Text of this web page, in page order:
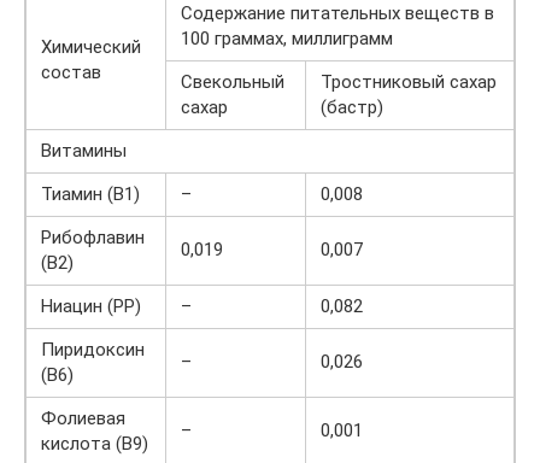
Химический
состав
Содержание питательных веществ в
100 граммах, миллиграмм
Свекольный
сахар
Тростниковый сахар
(бастр)
Витамины
Тиамин (B1)
–
0,008
Рибофлавин
(B2)
0,019 0,007
Ниацин (РР) –
0,082
Пиридоксин
(B6)
– 0,026
Фолиевая
кислота (B9)
– 0,001